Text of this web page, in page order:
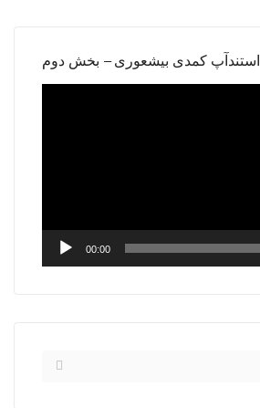
استندآپ کمدی بیشعوری – بخش دوم
00:00